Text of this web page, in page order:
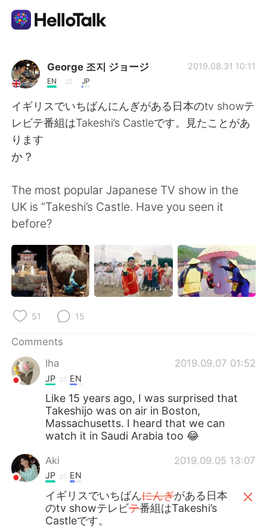
Language Exchange App
AI Grammar Checker
English
Español العربية
日本語 한국어
Türkçe
George 조지 ジョージ
EN JP
2019.08.31 10:11
イギリスでいちばんにんぎがある日本のtv showテ
レビテ番組はTakeshi’s Castleです。見たことがあ
ります
か？
The most popular Japanese TV show in the
UK is “Takeshi’s Castle. Have you seen it
before?
51 15
Comments
Iha
2019.09.07 01:52
JP EN
Like 15 years ago, I was surprised that
Takeshijo was on air in Boston,
Massachusetts. I heard that we can
watch it in Saudi Arabia too 😂
Aki 2019.09.05 13:07
JP EN
イギリスでいちばんにんぎがある日本
のtv showテレビテ番組はTakeshi’s
Castleです。